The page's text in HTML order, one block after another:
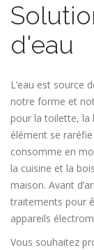
d'eau
L’eau est source
notre forme et
pour la toilette, la
élément se
consomme en
la cuisine et la
maison. Avant
traitements pour
appareils
Vous souhaitez